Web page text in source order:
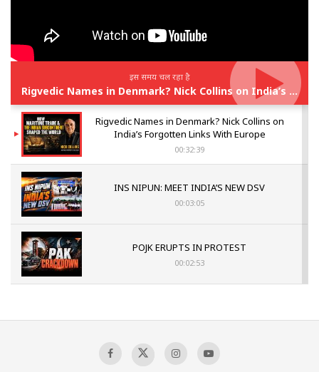
इस समय चल रहा है
Rigvedic Names in Denmark? Nick Collins on India’s Forgotten Links With Europe
Rigvedic Names in Denmark? Nick Collins on
India’s Forgotten Links With Europe
00:32:39
INS NIPUN: MEET INDIA’S NEW DSV
00:03:05
POJK ERUPTS IN PROTEST
00:02:53
Sagar